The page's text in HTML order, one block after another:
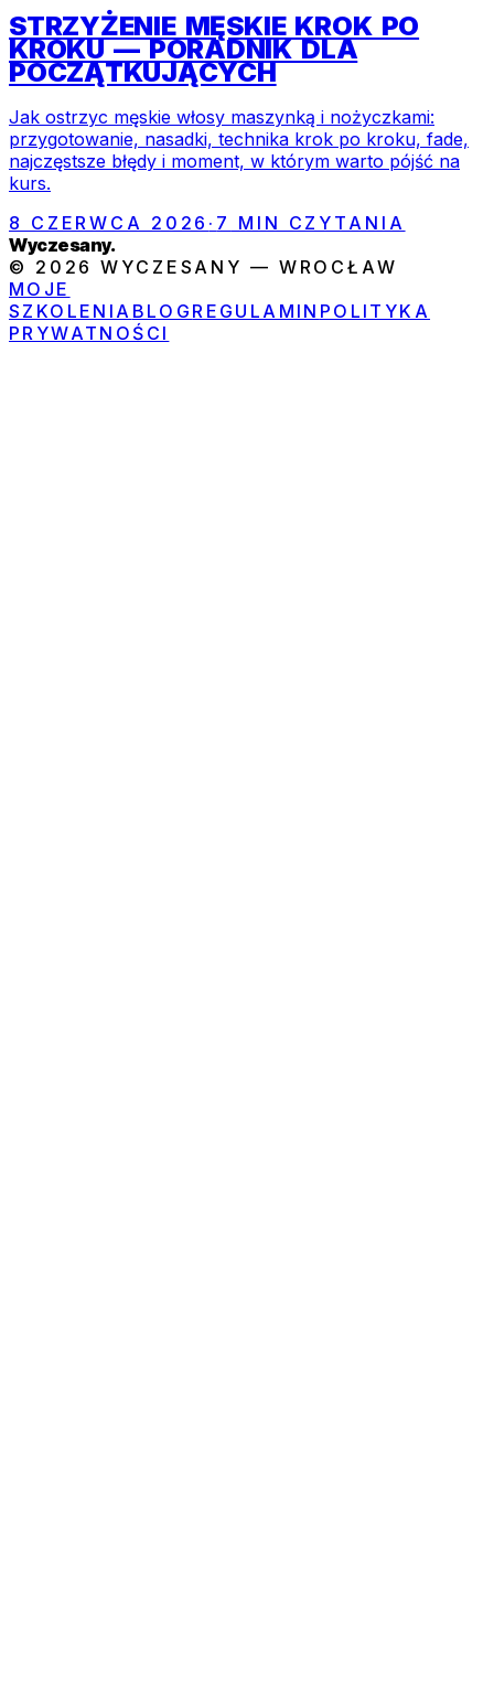
STRZYŻENIE MĘSKIE KROK PO
KROKU — PORADNIK DLA
POCZĄTKUJĄCYCH
Jak ostrzyc męskie włosy maszynką i nożyczkami:
przygotowanie, nasadki, technika krok po kroku, fade,
najczęstsze błędy i moment, w którym warto pójść na
kurs.
8 CZERWCA 2026 · 7 MIN CZYTANIA
Wyczesany.
© 2026 WYCZESANY — WROCŁAW
MOJE
SZKOLENIA BLOG REGULAMIN POLITYKA
PRYWATNOŚCI